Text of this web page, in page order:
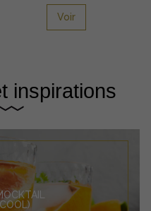
Voir
inspirations